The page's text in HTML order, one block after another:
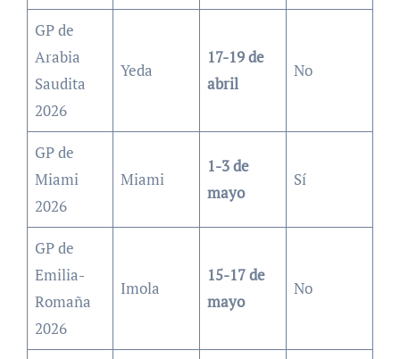
GP de
Arabia
Saudita
2026
Yeda
17-19 de
abril
No
GP de
Miami
2026
Miami
1-3 de
mayo
Sí
GP de
Emilia-
Romaña
2026
Imola
15-17 de
mayo
No